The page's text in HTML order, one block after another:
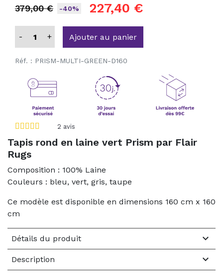
379,00 € -40% 227,40 €
- + Ajouter au panier
Réf. : PRISM-MULTI-GREEN-D160
2 avis
Tapis rond en laine vert Prism par Flair
Rugs
Composition : 100% Laine
Couleurs : bleu, vert, gris, taupe
Ce modèle est disponible en dimensions 160 cm x 160
cm
Détails du produit 
Description 